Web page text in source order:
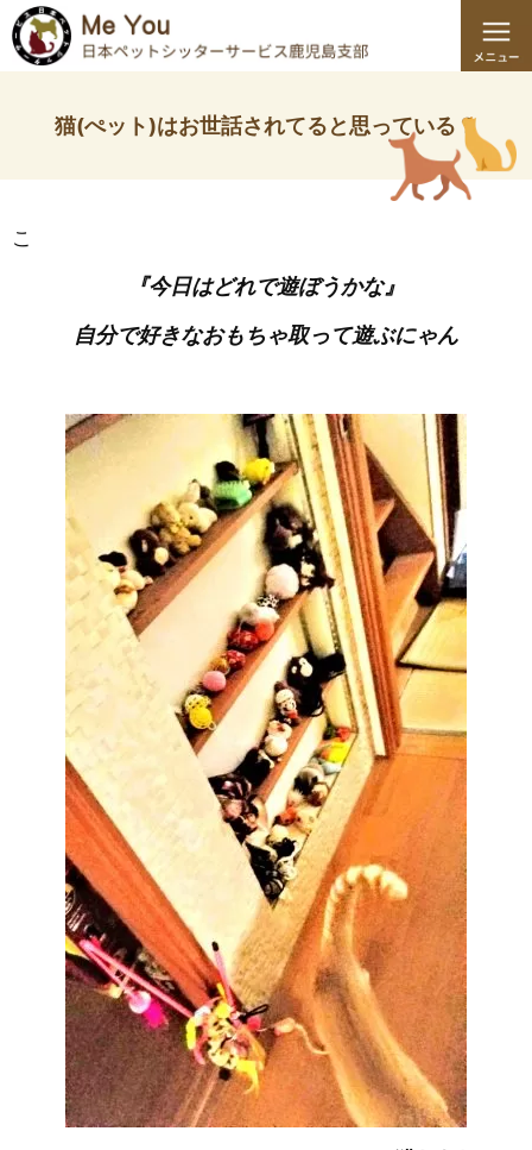
猫(ぺット)はお世話されてると思っている？
こ
『今日はどれで遊ぼうかな』
自分で好きなおもちゃ取って遊ぶにゃん